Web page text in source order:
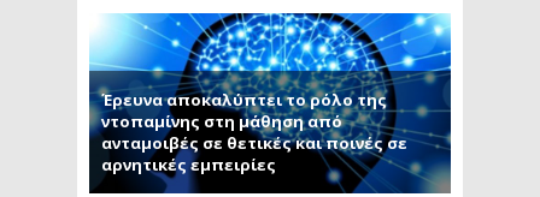
Έρευνα αποκαλύπτει το ρόλο της
ντοπαμίνης στη μάθηση από
ανταμοιβές σε θετικές και ποινές σε
αρνητικές εμπειρίες